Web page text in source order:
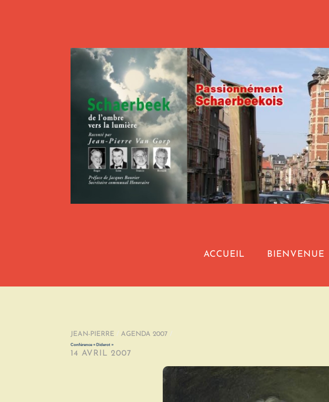
ACCUEIL BIENVENUE
JEAN-PIERRE / AGENDA 2007 /
Conférence « Diderot »
14 AVRIL 2007